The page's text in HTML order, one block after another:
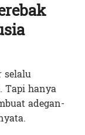
selalu
Tapi hanya
adegan-